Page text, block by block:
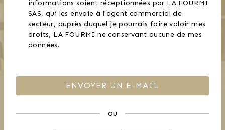
informations soient réceptionnées par LA FOURMI
SAS, qui les envoie à l'agent commercial de
secteur, auprès duquel je pourrais faire valoir mes
droits, LA FOURMI ne conservant aucune de mes
données.
ou